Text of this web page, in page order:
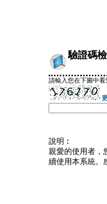
驗證碼
請輸入您在下圖中
說明︰
親愛的使用者，
續使用本系統。